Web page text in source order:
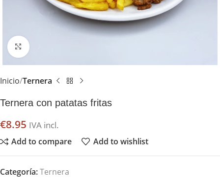
Click to enlarge
Inicio Ternera
Ternera con patatas fritas
€8.95 IVA incl.
Add to compare Add to wishlist
Categoría:Ternera